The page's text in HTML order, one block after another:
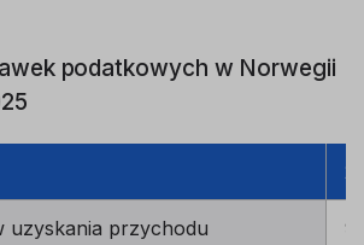
podatkowych w Norwegii
uzyskania przychodu